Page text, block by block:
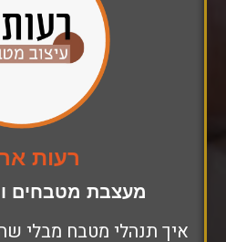
רעות
מעצבת מטבחים
איך תנהלי מטבח מבלי